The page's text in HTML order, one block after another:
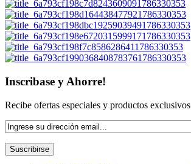
Inscribase y Ahorre!
Recibe ofertas especiales y productos exclusivos